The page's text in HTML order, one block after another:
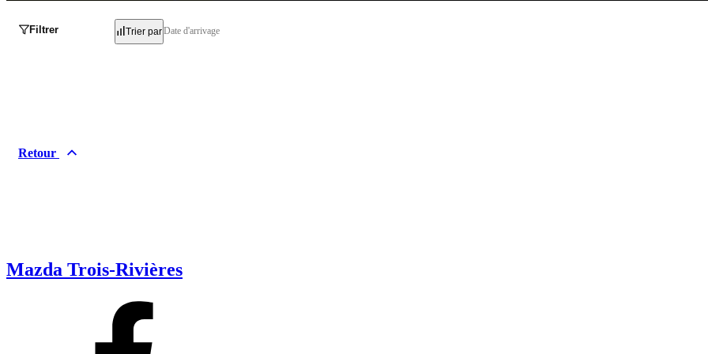
Filtrer Trier parDate d'arrivage
Retour
Mazda Trois-Rivières